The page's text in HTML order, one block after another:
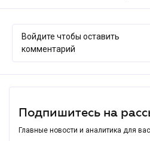
Войдите чтобы оставить
комментарий
Подпишитесь на
Главные новости и аналитика для